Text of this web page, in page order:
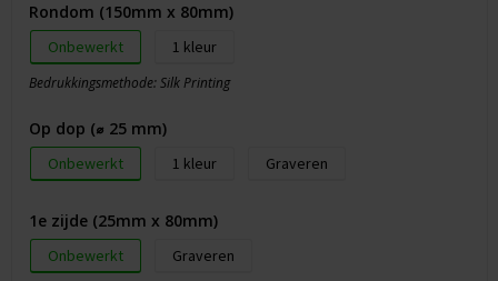
Rondom (150mm x 80mm)
Onbewerkt 1
Bedrukkingsmethode: Silk Printing
Op dop (⌀ 25 mm)
Onbewerkt 1 Graveren
1e zijde (25mm x 80mm)
Onbewerkt Graveren